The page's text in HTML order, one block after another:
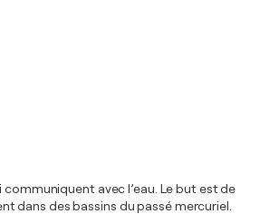
avec l’eau. Le but est de
dans des bassins du passé mercuriel.